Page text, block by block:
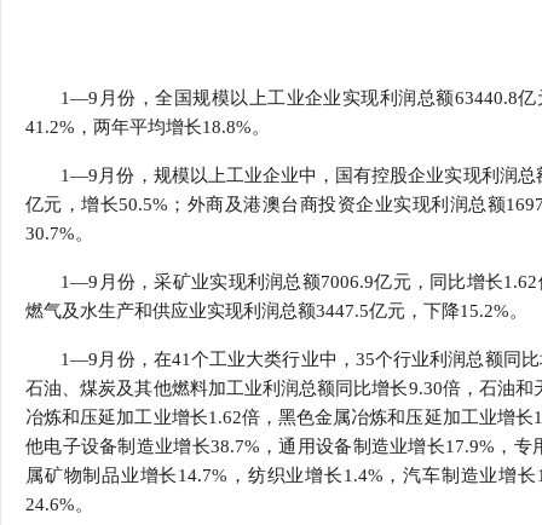
学会章程
特邀研究员 价格指数
1—9月份，全国规模以上工业企业实现利润总额63440.8
41.2%，两年平均增长18.8%。
1—9月份，规模以上工业企业中，国有控股企业实现利润
亿元，增长50.5%；外商及港澳台商投资企业实现利润总额
30.7%。
1—9月份，采矿业实现利润总额7006.9亿元，同比增长
燃气及水生产和供应业实现利润总额3447.5亿元，下降15.2%。
1—9月份，在41个工业大类行业中，35个行业利润总额同
石油、煤炭及其他燃料加工业利润总额同比增长9.30倍，石油
冶炼和压延加工业增长1.62倍，黑色金属冶炼和压延加工业增
他电子设备制造业增长38.7%，通用设备制造业增长17.9%，
属矿物制品业增长14.7%，纺织业增长1.4%，汽车制造业增
24.6%。